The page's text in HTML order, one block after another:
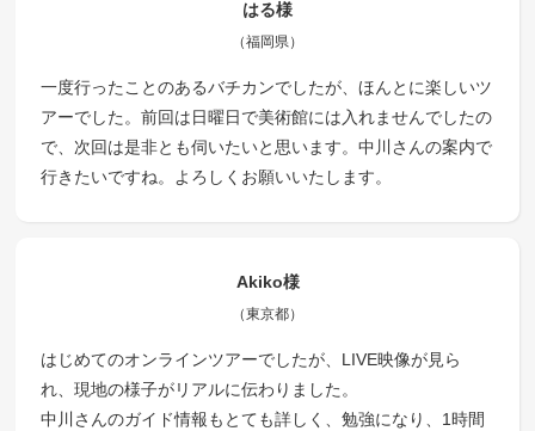
はる様
（福岡県）
一度行ったことのあるバチカンでしたが、ほんとに楽しいツ
アーでした。前回は日曜日で美術館には入れませんでしたの
で、次回は是非とも伺いたいと思います。中川さんの案内で
行きたいですね。よろしくお願いいたします。
Akiko様
（東京都）
はじめてのオンラインツアーでしたが、LIVE映像が見ら
れ、現地の様子がリアルに伝わりました。
中川さんのガイド情報もとても詳しく、勉強になり、1時間